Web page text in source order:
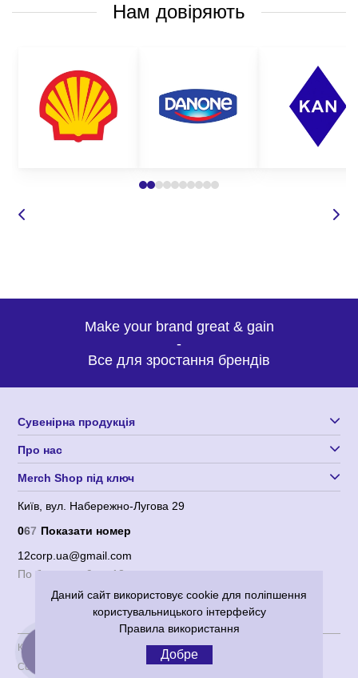
Нам довіряють
Make your brand great & gain
-
Все для зростання брендів
Сувенірна продукція
Про нас
Merch Shop під ключ
Київ, вул. Набережно-Лугова 29
067 Показати номер
12corp.ua@gmail.com
По будням с 9 до 18
Користувача угода
Політика конфіденційності
Corporation 12
© 2012-2026 Всі права захищені.
Даний сайт використовує cookie для поліпшення
користувальницького інтерфейсу
Правила використання
Добре